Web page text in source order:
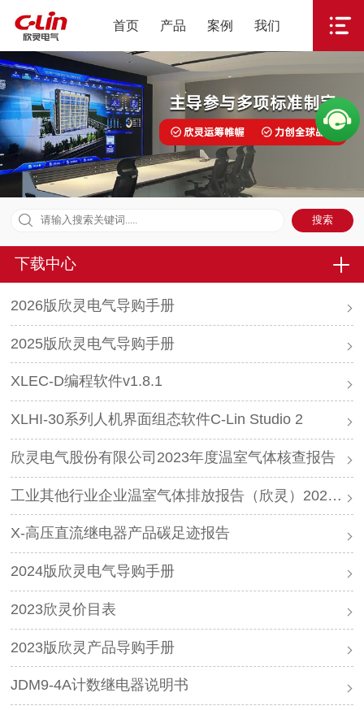
首页 产品 案例 我们
下载中心
2026版欣灵电气导购手册
2025版欣灵电气导购手册
XLEC-D编程软件v1.8.1
XLHI-30系列人机界面组态软件C-Lin Studio 2
欣灵电气股份有限公司2023年度温室气体核查报告
工业其他行业企业温室气体排放报告（欣灵）2023年
X-高压直流继电器产品碳足迹报告
2024版欣灵电气导购手册
2023欣灵价目表
2023版欣灵产品导购手册
JDM9-4A计数继电器说明书